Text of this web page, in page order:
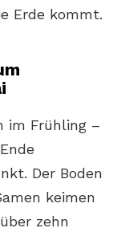
Erde kommt.
im Frühling –
Der Boden
keimen
zehn